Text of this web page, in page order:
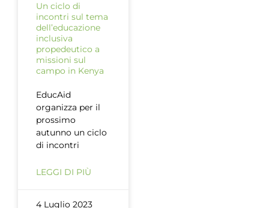
Un ciclo di
incontri sul tema
dell’educazione
inclusiva
propedeutico a
missioni sul
campo in Kenya
EducAid
organizza per il
prossimo
autunno un ciclo
di incontri
LEGGI DI PIÙ
4 Luglio 2023